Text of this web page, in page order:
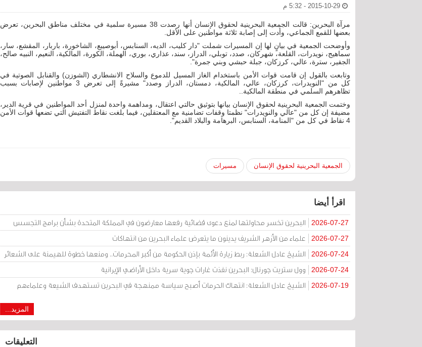
مرآة البحرين: قالت الجمعية البحرينية لحقوق الإنسان أنها رصدت 38 مسيرة سلمية في مختلف مناطق البحرين، تعرض
بعضها للقمع الجماعي، وأدت إلى إصابة ثلاثة مواطنين على الأقل.
وأوضحت الجمعية في بيانٍ لها إن المسيرات شملت "دار كليب، الديه، السنابس، أبوصيبع، الشاخورة، باربار، المقشع، سار،
سماهيج، نويدرات، القلعة، شهركان، صدد، توبلي، الدراز، سند، عذاري، بوري، الهملة، الكورة، المالكية، النعيم، النبيه صالح،
الجفير، سترة، عالي، كرزكان، جبلة حبشي وبني جمرة".
وتابعت بالقول إن قامت قوات الأمن باستخدام الغاز المسيل للدموع والسلاح الانشطاري (الشوزن) والقنابل الصوتية في
كل من "النويدرات، كرزكان، عالي، المالكية، دمستان، الدراز وصدد" مشيرةً إلى تعرض 3 مواطنين لإصابات بسبب
تظاهرهم السلمي في منطقة المالكية..
وختمت الجمعية البحرينية لحقوق الإنسان بيانها بتوثيق حالتي اعتقال، ومداهمة واحدة لمنزل أحد المواطنين في قرية الدير،
مضيفة إن كل من "عالي والنويدرات" نظمتا وقفات تضامنية مع المعتقلين، فيما بلغت نقاط التفتيش التي تضعها قوات الأمن
4 نقاط في كل من "المنامة، السنابس، البرهامة والبلاد القديم".
الجمعية البحرينية لحقوق الإنسان مسيرات
اقرأ أيضا
2026-07-27 البحرين تخسر محاولتها لمنع دعوى قضائية رفعها معارضون في المملكة المتحدة بشأن برامج التجسس
2026-07-27 علماء من الأزهر الشريف يدينون ما يتعرض علماء البحرين من انتهاكات
2026-07-24 الشيخ عادل الشعلة: ربط زيارة الأئمة بإذن الحكومة من أكبر المحرمات.. ومنعها خطوة للهيمنة على الشعائر
2026-07-24 وول ستريت جورنال: البحرين نفذت غارات جوية سرية داخل الأراضي الإيرانية
2026-07-19 الشيخ عادل الشعلة: انتهاك الحرمات أصبح سياسة ممنهجة في البحرين تستهدف الشيعة وعلماءهم
المزيد...
التعليقات